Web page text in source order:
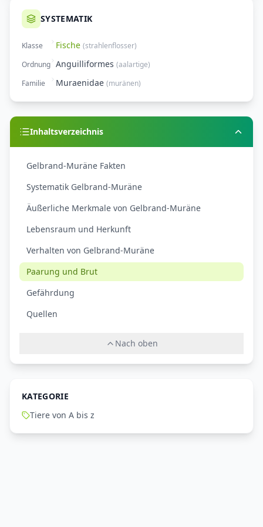
SYSTEMATIK
Klasse Fische (strahlenflosser)
Ordnung Anguilliformes (aalartige)
Familie
Muraenidae (muränen)
Inhaltsverzeichnis
Gelbrand-Muräne Fakten
Systematik Gelbrand-Muräne
Äußerliche Merkmale von Gelbrand-Muräne
Lebensraum und Herkunft
Verhalten von Gelbrand-Muräne
Paarung und Brut
Gefährdung
Quellen
Nach oben
KATEGORIE
Tiere von A bis z